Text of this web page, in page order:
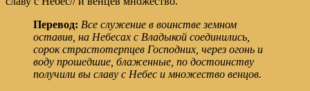
Перевод: Все служение в воинстве земном
оставив, на Небесах с Владыкой соединились,
сорок страстотерпцев Господних, через огонь и
воду прошедшие, блаженные, по достоинству
получили вы славу с Небес и множество венцов.